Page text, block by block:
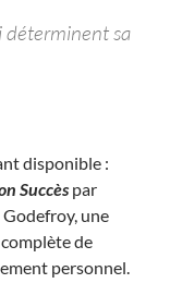
déterminent sa
disponible :
Succès par
une
de
personnel.